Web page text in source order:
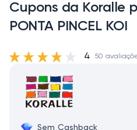
Cupons da Koralle
PONTA PINCEL KOI
Sem Cashback
4 50